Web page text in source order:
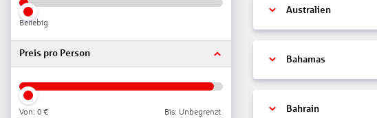
Beliebig
Preis pro Person
Von: 0 € Bis: Unbegrenzt
Australien
Bahamas
Bahrain